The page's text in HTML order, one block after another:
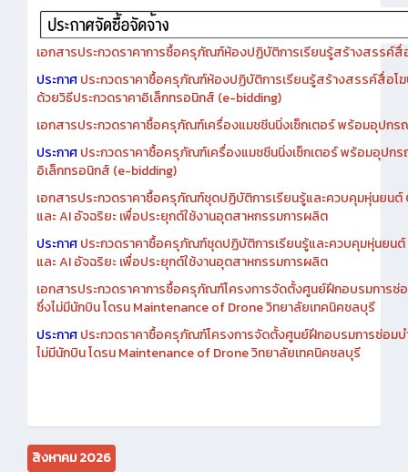
แผนการจัดซื้อครุภัณฑ์ปีงบประมาณ ๒๕๖๘
เอกสารประกวดราคาการซื้อครุภัณฑ์ห้องปฏิบัติการเรียนรู้สร้างสรรค์
ประกาศ ประกวดราคาซื้อครุภัณฑ์ห้องปฏิบัติการเรียนรู้สร้างสรรค์สื่อโ
ด้วยวิธีประกวดราคาอิเล็กทรอนิกส์ (e-bidding)
เอกสารประกวดราคาซื้อครุภัณฑ์เครื่องแมชชีนนิ่งเซ็กเตอร์ พร้อมอุปก
ประกาศประกวดราคาซื้อครุภัณฑ์เครื่องแมชชีนนิ่งเซ็กเตอร์ พร้อมอุปก
อิเล็กทรอนิกส์ (e-bidding)
เอกสารประกวดราคาซื้อครุภัณฑ์ชุดปฏิบัติการเรียนรู้และควบคุมหุ่นยน
และ AI อัจฉริยะ เพื่อประยุกต์ใช้งานอุตสาหกรรมการผลิต
ประกาศประกวดราคาซื้อครุภัณฑ์ชุดปฏิบัติการเรียนรู้และควบคุมหุ่นยน
และ AI อัจฉริยะ เพื่อประยุกต์ใช้งานอุตสาหกรรมการผลิต
เอกสารประกวดราคาการซื้อครุภัณฑ์โครงการจัดตั้งศูนย์ฝึกอบรมการซ่
ซึ่งไม่มีนักบิน โดรน Maintenance of Drone วิทยาลัยเทคนิคชลบุรี
ประกาศประกวดราคาซื้อครุภัณฑ์โครงการจัดตั้งศูนย์ฝึกอบรมการซ่อมบ